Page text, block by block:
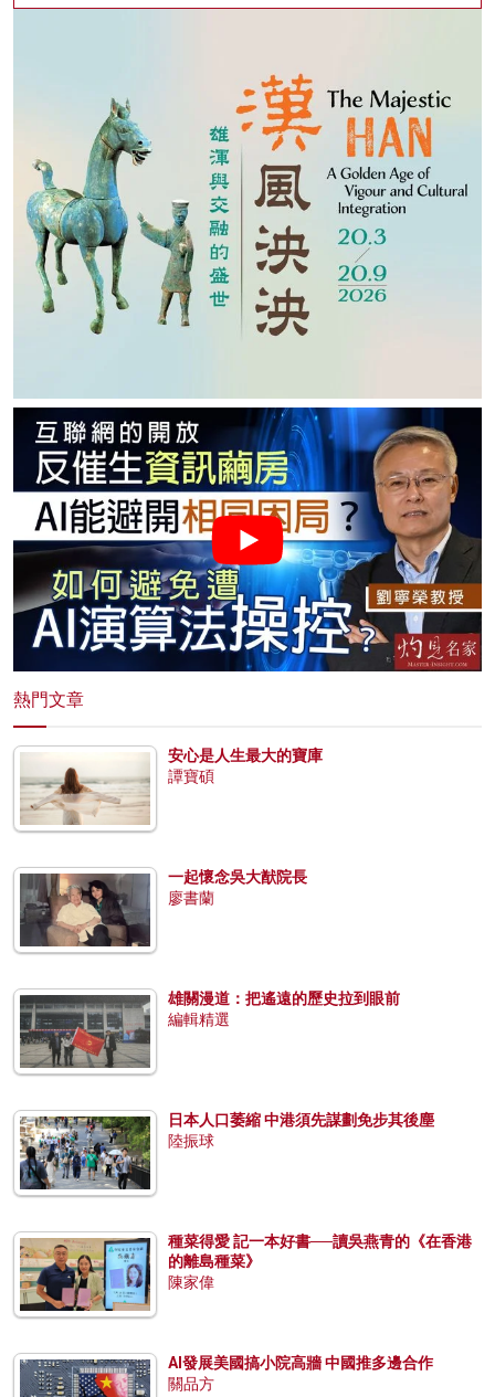
熱門文章
安心是人生最大的寶庫
譚寶碩
一起懷念吳大猷院長
廖書蘭
雄關漫道：把遙遠的歷史拉到眼前
編輯精選
日本人口萎縮 中港須先謀劃免步其後塵
陸振球
種菜得愛 記一本好書──讀吳燕青的《在香港
的離島種菜》
陳家偉
AI發展美國搞小院高牆 中國推多邊合作
關品方